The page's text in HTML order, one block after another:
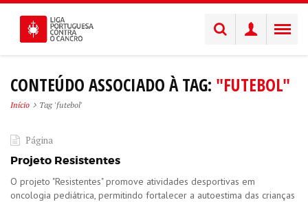
CONTEÚDO ASSOCIADO À TAG: "FUTEBOL"
Início Tag 'futebol'
Página
Projeto Resistentes
O projeto "Resistentes" promove atividades desportivas em
oncologia pediátrica, permitindo fortalecer a autoestima das crianças